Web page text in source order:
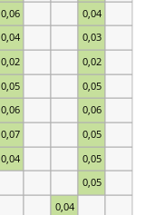
0,04
0,05
0,04 0,05
0,07 0,05
0,06 0,06
0,05 0,05
0,02 0,02
0,04 0,03
0,06 0,04